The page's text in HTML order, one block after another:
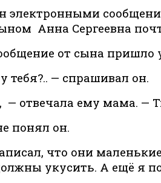
электронными
Анна Сергеевна
от сына пришло
тебя?.. — спрашивал он.
отвечала ему мама. —
понял он.
что они
укусить. А ещё я